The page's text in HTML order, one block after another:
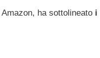
ha sottolineato i